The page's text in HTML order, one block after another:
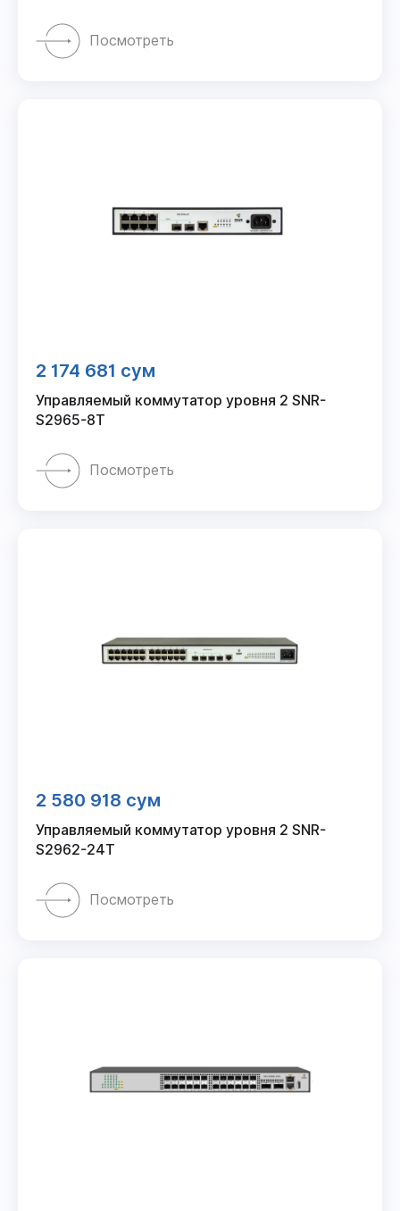
Посмотреть
2 174 681 сум
Управляемый коммутатор уровня 2 SNR-
S2965-8T
Посмотреть
2 580 918 сум
Управляемый коммутатор уровня 2 SNR-
S2962-24T
Посмотреть